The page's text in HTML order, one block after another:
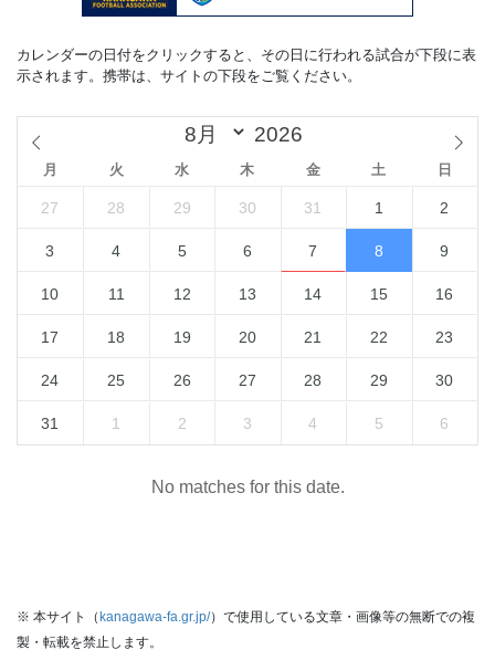
カレンダーの日付をクリックすると、その日に行われる試合が下段に表
示されます。携帯は、サイトの下段をご覧ください。
月 火 水 木 金 土 日
27 28 29 30 31 1 2
3 4 5 6 7 8 9
10 11 12 13 14 15 16
17 18 19 20 21 22 23
24 25 26 27 28 29 30
31 1 2 3 4 5 6
No matches for this date.
※ 本サイト（ kanagawa-fa.gr.jp/）で使用している文章・画像等の無断での複
製・転載を禁止します。